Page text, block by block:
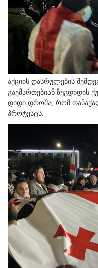
აქციის დასრულების
გაემართებიან ზუგდიდის
დიდი დროშა, რომ
პროტესტს.